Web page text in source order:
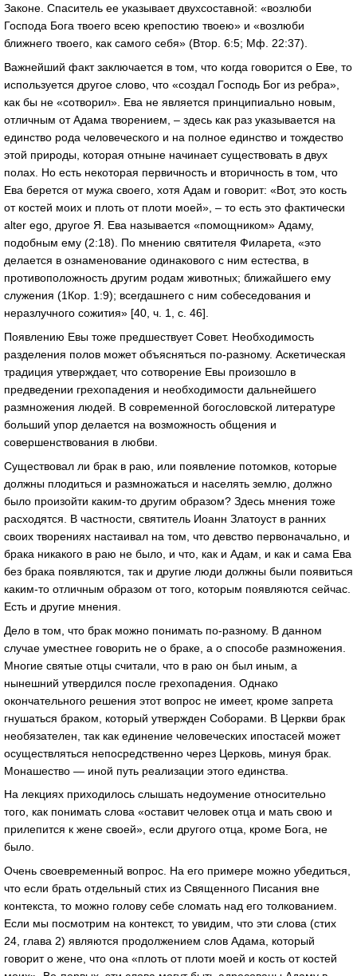
Законе. Спаситель ее указывает двухсоставной: «возлюби
Господа Бога твоего всею крепостию твоею» и «возлюби
ближнего твоего, как самого себя» (Втор. 6:5; Мф. 22:37).
Важнейший факт заключается в том, что когда говорится о Еве, то
используется другое слово, что «создал Господь Бог из ребра»,
как бы не «сотворил». Ева не является принципиально новым,
отличным от Адама творением, – здесь как раз указывается на
единство рода человеческого и на полное единство и тождество
этой природы, которая отныне начинает существовать в двух
полах. Но есть некоторая первичность и вторичность в том, что
Ева берется от мужа своего, хотя Адам и говорит: «Вот, это кость
от костей моих и плоть от плоти моей», – то есть это фактически
alter ego, другое Я. Ева называется «помощником» Адаму,
подобным ему (2:18). По мнению святителя Филарета, «это
делается в ознаменование одинакового с ним естества, в
противоположность другим родам животных; ближайшего ему
служения (1Кор. 1:9); всегдашнего с ним собеседования и
неразлучного сожития» [40, ч. 1, с. 46].
Появлению Евы тоже предшествует Совет. Необходимость
разделения полов может объясняться по-разному. Аскетическая
традиция утверждает, что сотворение Евы произошло в
предведении грехопадения и необходимости дальнейшего
размножения людей. В современной богословской литературе
больший упор делается на возможность общения и
совершенствования в любви.
Существовал ли брак в раю, или появление потомков, которые
должны плодиться и размножаться и населять землю, должно
было произойти каким-то другим образом? Здесь мнения тоже
расходятся. В частности, святитель Иоанн Златоуст в ранних
своих творениях настаивал на том, что девство первоначально, и
брака никакого в раю не было, и что, как и Адам, и как и сама Ева
без брака появляются, так и другие люди должны были появиться
каким-то отличным образом от того, которым появляются сейчас.
Есть и другие мнения.
Дело в том, что брак можно понимать по-разному. В данном
случае уместнее говорить не о браке, а о способе размножения.
Многие святые отцы считали, что в раю он был иным, а
нынешний утвердился после грехопадения. Однако
окончательного решения этот вопрос не имеет, кроме запрета
гнушаться браком, который утвержден Соборами. В Церкви брак
необязателен, так как единение человеческих ипостасей может
осуществляться непосредственно через Церковь, минуя брак.
Монашество — иной путь реализации этого единства.
На лекциях приходилось слышать недоумение относительно
того, как понимать слова «оставит человек отца и мать свою и
прилепится к жене своей», если другого отца, кроме Бога, не
было.
Очень своевременный вопрос. На его примере можно убедиться,
что если брать отдельный стих из Священного Писания вне
контекста, то можно голову себе сломать над его толкованием.
Если мы посмотрим на контекст, то увидим, что эти слова (стих
24, глава 2) являются продолжением слов Адама, который
говорит о жене, что она «плоть от плоти моей и кость от костей